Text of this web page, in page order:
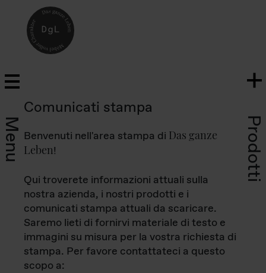
Menu Prodotti
Comunicati stampa
Benvenuti nell'area stampa di Das ganze
Leben!
Qui troverete informazioni attuali sulla
nostra azienda, i nostri prodotti e i
comunicati stampa attuali da scaricare.
Saremo lieti di fornirvi materiale di testo e
immagini su misura per la vostra richiesta di
stampa. Per favore contattateci a questo
scopo a: